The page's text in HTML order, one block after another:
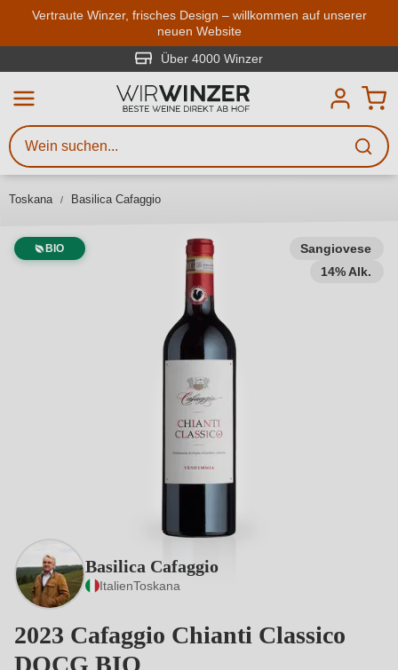
Zum Hauptinhalt springen
Vertraute Winzer, frisches Design – willkommen auf unserer
neuen Website
Über 4000 Winzer
Toskana Basilica Cafaggio
Sangiovese
14% Alk.
BIO
Basilica Cafaggio
ItalienToskana
2023 Cafaggio Chianti Classico
DOCG BIO
Weinsuche
Mindestens 3 Zeichen eingeben
Beschreiben Sie, welchen Wein
Sie suchen – ob nach Geschmack,
Region, Winzer oder anderen